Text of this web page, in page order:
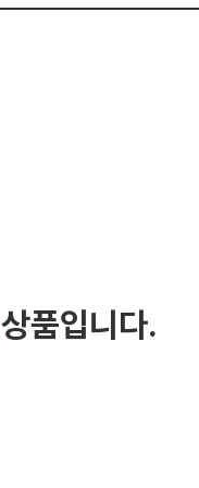
상품입니다.